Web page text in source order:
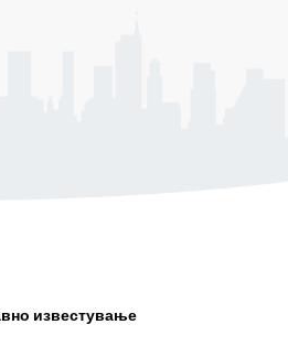
известување